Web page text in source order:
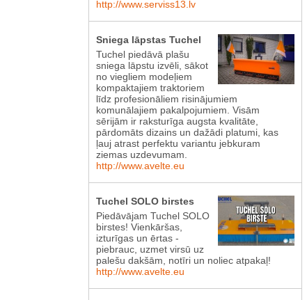
http://www.serviss13.lv
Sniega lāpstas Tuchel
Tuchel piedāvā plašu
sniega lāpstu izvēli, sākot
no viegliem modeļiem
kompaktajiem traktoriem
līdz profesionāliem risinājumiem
komunālajiem pakalpojumiem. Visām
sērijām ir raksturīga augsta kvalitāte,
pārdomāts dizains un dažādi platumi, kas
ļauj atrast perfektu variantu jebkuram
ziemas uzdevumam.
http://www.avelte.eu
Tuchel SOLO birstes
Piedāvājam Tuchel SOLO
birstes! Vienkāršas,
izturīgas un ērtas -
piebrauc, uzmet virsū uz
palešu dakšām, notīri un noliec atpakaļ!
http://www.avelte.eu